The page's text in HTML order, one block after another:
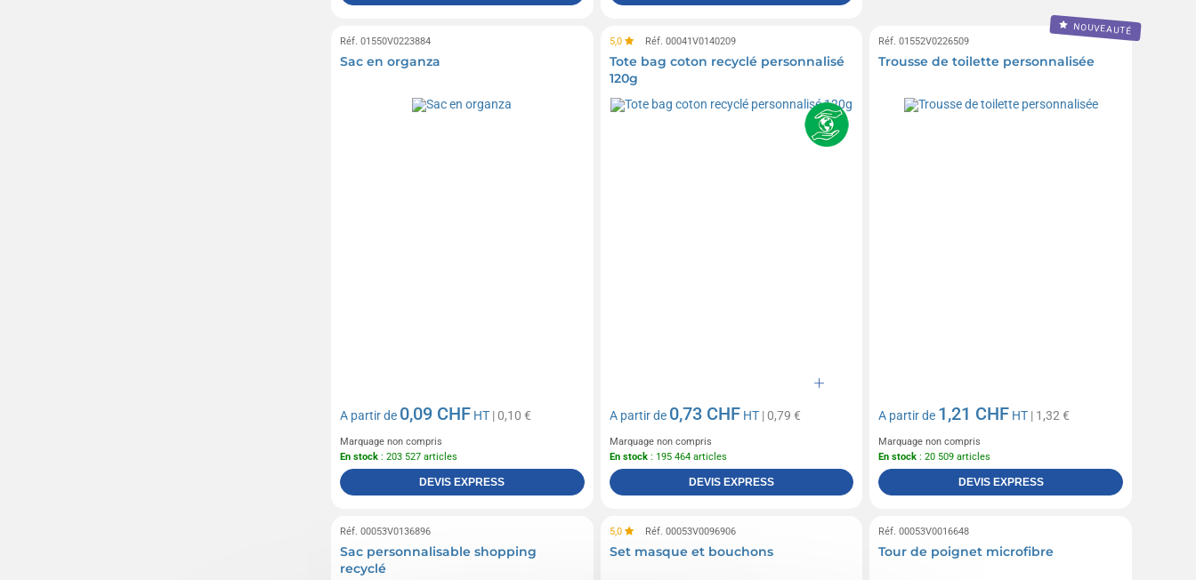
Réf. 01550V0223884
Sac en organza
A partir de 0,09 CHF HT | 0,10 €
Marquage non compris
En stock : 203 527 articles
DEVIS EXPRESS
5,0 Réf. 00041V0140209
Tote bag coton recyclé personnalisé
120g
A partir de 0,73 CHF HT| 0,79 €
Marquage non compris
En stock: 195 464 articles
DEVIS EXPRESS
NOUVEAUTÉ
Réf. 01552V0226509
Trousse de toilette personnalisée
A partir de 1,21 CHF HT | 1,32 €
Marquage non compris
En stock : 20 509 articles
DEVIS EXPRESS
Réf. 00053V0136896
Sac personnalisable shopping
recyclé
5,0 Réf. 00053V0096906
Set masque et bouchons
Réf. 00053V0016648
Tour de poignet microfibre